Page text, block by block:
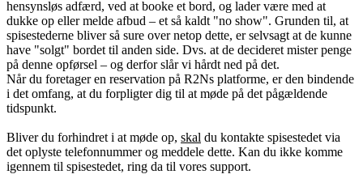
hensynsløs adfærd, ved at booke et bord, og lader være med at
dukke op eller melde afbud – et så kaldt "no show". Grunden til, at
spisestederne bliver så sure over netop dette, er selvsagt at de kunne
have "solgt" bordet til anden side. Dvs. at de decideret mister penge
på denne opførsel – og derfor slår vi hårdt ned på det.
Når du foretager en reservation på R2Ns platforme, er den bindende
i det omfang, at du forpligter dig til at møde på det pågældende
tidspunkt.
Bliver du forhindret i at møde op, skal du kontakte spisestedet via
det oplyste telefonnummer og meddele dette. Kan du ikke komme
igennem til spisestedet, ring da til vores support.